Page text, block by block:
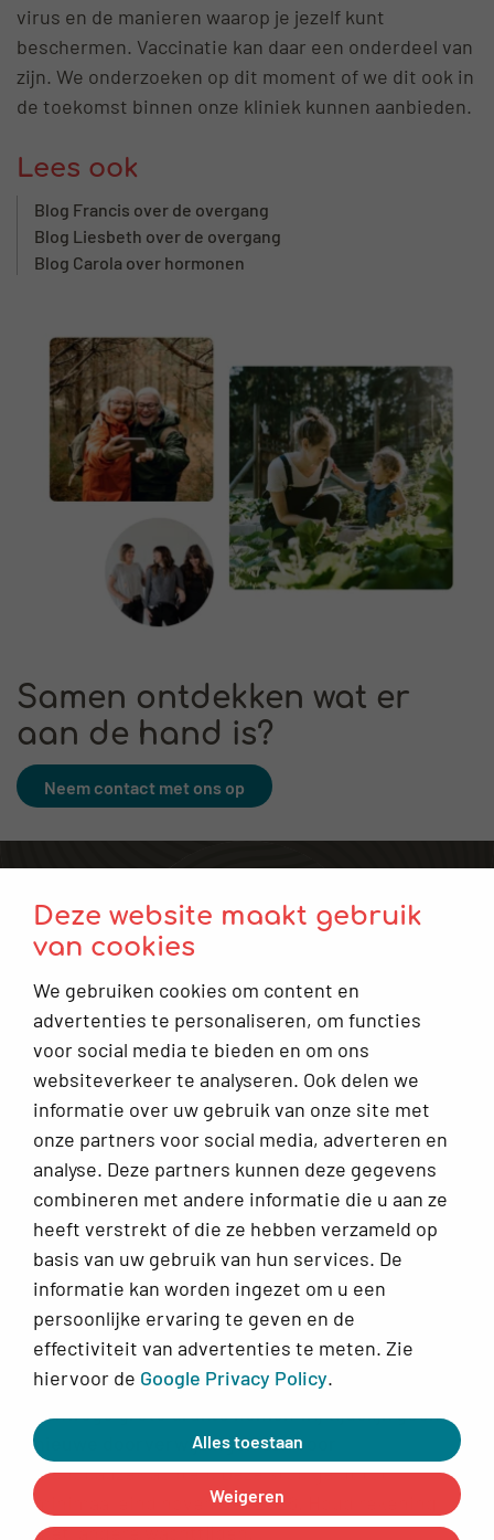
Deze website maakt gebruik
van cookies
We gebruiken cookies om content en
advertenties te personaliseren, om functies
voor social media te bieden en om ons
websiteverkeer te analyseren. Ook delen we
informatie over uw gebruik van onze site met
onze partners voor social media, adverteren en
analyse. Deze partners kunnen deze gegevens
combineren met andere informatie die u aan ze
heeft verstrekt of die ze hebben verzameld op
basis van uw gebruik van hun services. De
informatie kan worden ingezet om u een
persoonlijke ervaring te geven en de
effectiviteit van advertenties te meten. Zie
hiervoor de Google Privacy Policy.
Alles toestaan
Weigeren
virus en de manieren waarop je jezelf kunt
beschermen. Vaccinatie kan daar een onderdeel van
zijn. We onderzoeken op dit moment of we dit ook in
de toekomst binnen onze kliniek kunnen aanbieden.
Lees ook
Blog Francis over de overgang
Blog Liesbeth over de overgang
Blog Carola over hormonen
Samen ontdekken wat er
aan de hand is?
Neem contact met ons op
Plan een afspraak
Keuzehulp: Moet ik naar de gynaecoloog?
Infoplein
Veelgestelde vragen
Alles voor jouw klachten rondom de vrouwelijke cyclus
Over Ellesie
Werkwijze, ons team en meer
Privacy
Cookies
Doorverwijzingen menopauze
klachten
Vanwege grote drukte nemen wij tijdelijk geen
nieuwe doorverwijzingen aan voor
menopauzeklachten. Deze stop geldt tot
minimaal eind november 2026. Houd rekening
met langere wachttijden.